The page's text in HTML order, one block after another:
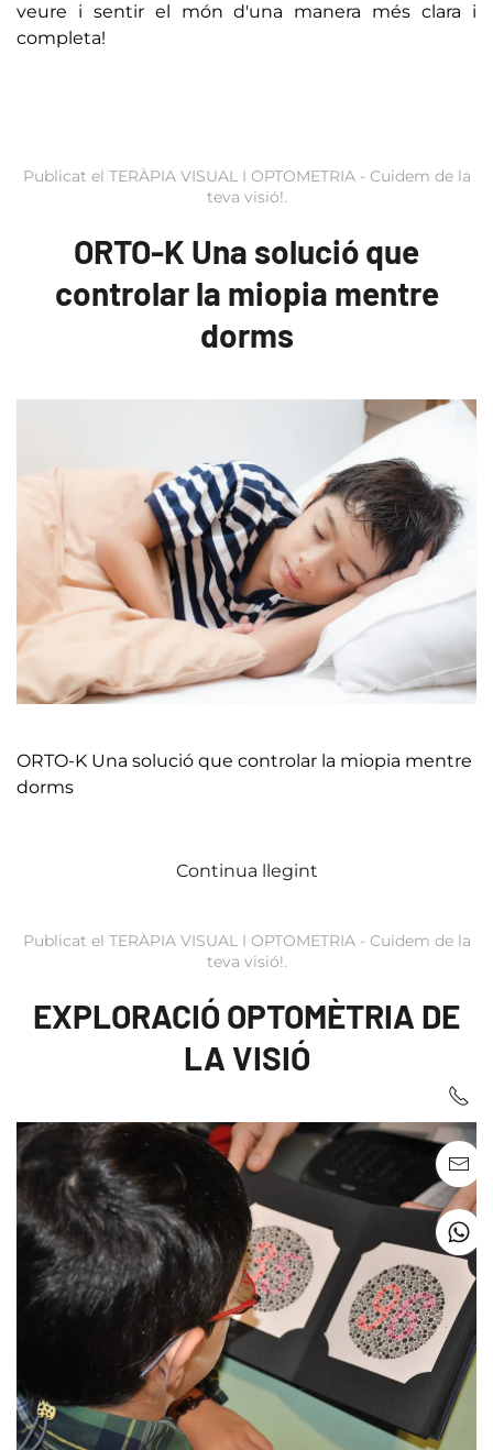
veure i sentir el món d'una manera més clara i
completa!
Publicat el TERÀPIA VISUAL I OPTOMETRIA - Cuidem de la
teva visió!.
ORTO-K Una solució que
controlar la miopia mentre
dorms
ORTO-K Una solució que controlar la miopia mentre
dorms
Continua llegint
Publicat el TERÀPIA VISUAL I OPTOMETRIA - Cuidem de la
teva visió!.
EXPLORACIÓ OPTOMÈTRIA DE
LA VISIÓ